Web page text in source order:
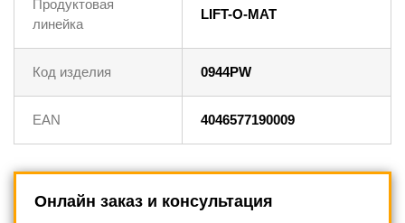
Продуктовая
линейка
LIFT-O-MAT
Код изделия 0944PW
EAN 4046577190009
Онлайн заказ и консультация